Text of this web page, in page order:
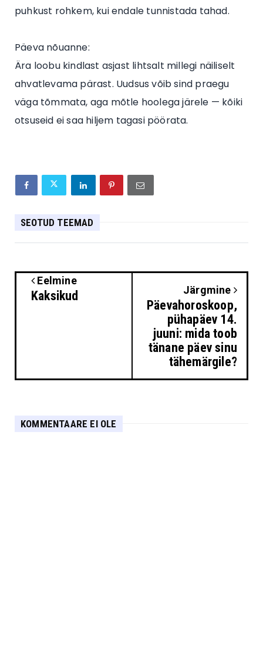
puhkust rohkem, kui endale tunnistada tahad.
Päeva nõuanne:
Ära loobu kindlast asjast lihtsalt millegi näiliselt
ahvatlevama pärast. Uudsus võib sind praegu
väga tõmmata, aga mõtle hoolega järele — kõiki
otsuseid ei saa hiljem tagasi pöörata.
SEOTUD TEEMAD
Eelmine
Kaksikud Järgmine
Päevahoroskoop,
pühapäev 14.
juuni: mida toob
tänane päev sinu
tähemärgile?
KOMMENTAARE EI OLE